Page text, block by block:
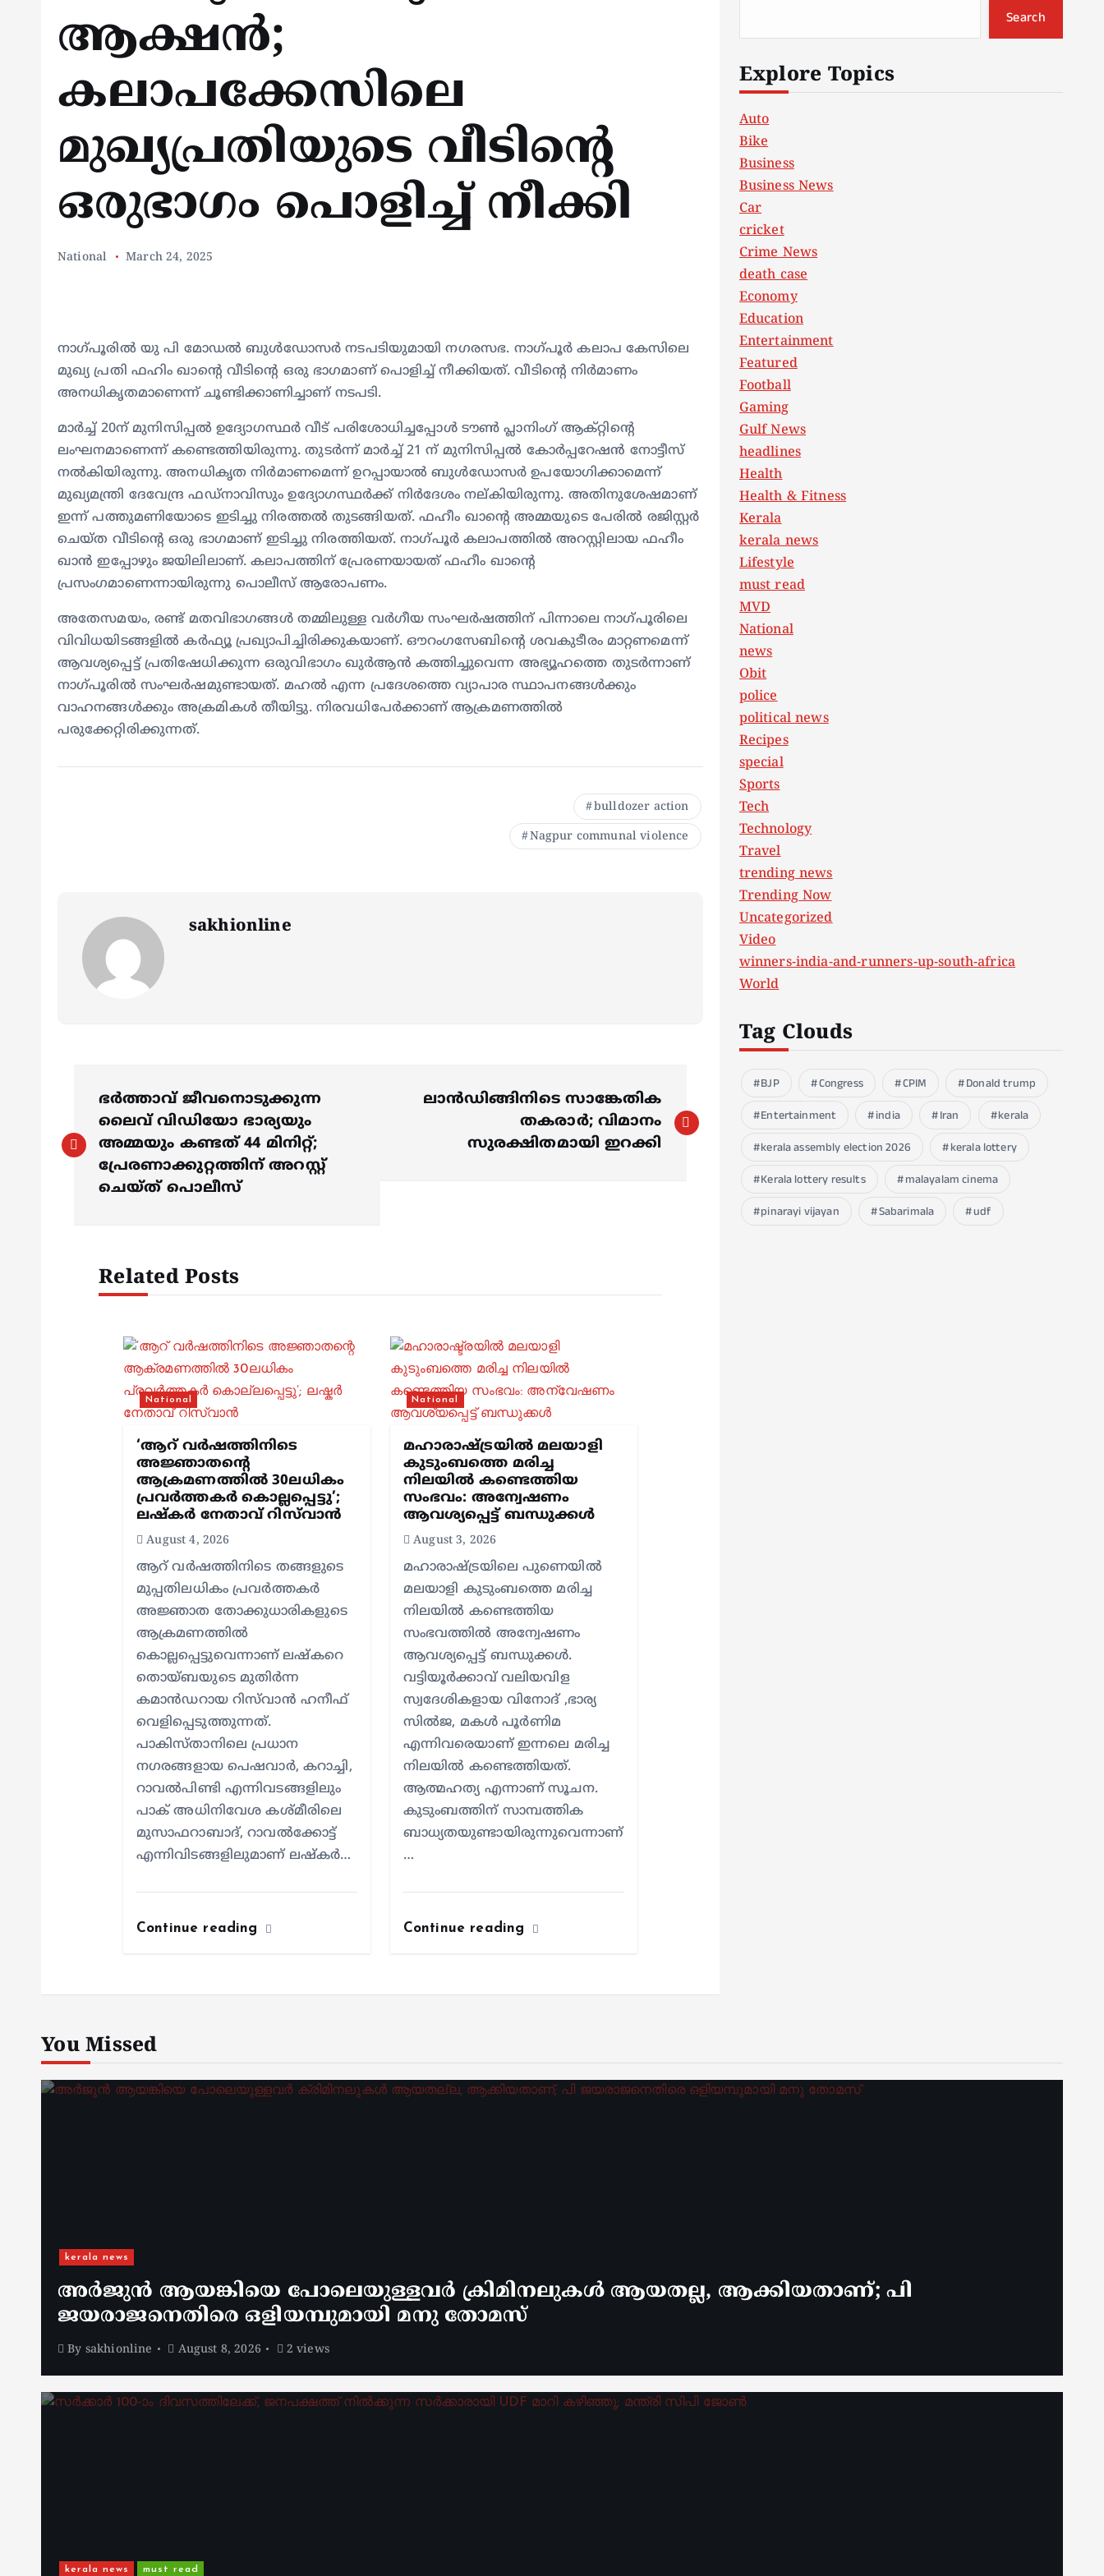
ആക്ഷൻ;
കലാപക്കേസിലെ
മുഖ്യപ്രതിയുടെ വീടിന്റെ
ഒരുഭാഗം പൊളിച്ച് നീക്കി
National March 24, 2025
നാഗ്പൂരിൽ യു പി മോഡൽ ബുൾഡോസർ നടപടിയുമായി നഗരസഭ. നാഗ്പൂർ കലാപ കേസിലെ
മുഖ്യ പ്രതി ഫഹിം ഖാൻ്റെ വീടിൻ്റെ ഒരു ഭാഗമാണ് പൊളിച്ച് നീക്കിയത്. വീടിൻ്റെ നിർമാണം
അനധികൃതമാണെന്ന് ചൂണ്ടിക്കാണിച്ചാണ് നടപടി.
മാർച്ച് 20ന് മുനിസിപ്പൽ ഉദ്യോഗസ്ഥർ വീട് പരിശോധിച്ചപ്പോൾ ടൗൺ പ്ലാനിംഗ് ആക്റ്റിന്റെ
ലംഘനമാണെന്ന് കണ്ടെത്തിയിരുന്നു. തുടര്‍ന്ന് മാർച്ച് 21 ന് മുനിസിപ്പൽ കോർപ്പറേഷൻ നോട്ടീസ്
നൽകിയിരുന്നു. അനധികൃത നിര്‍മാണമെന്ന് ഉറപ്പായാല്‍ ബുൾഡോസർ ഉപയോഗിക്കാമെന്ന്
മുഖ്യമന്ത്രി ദേവേന്ദ്ര ഫഡ്നാവിസും ഉദ്യോഗസ്ഥർക്ക് നിര്‍ദേശം നല‍്കിയിരുന്നു. അതിനുശേഷമാണ്
ഇന്ന് പത്തുമണിയോടെ ഇടിച്ചു നിരത്തല്‍ തുടങ്ങിയത്. ഫഹീം ഖാന്റെ അമ്മയുടെ പേരിൽ രജിസ്റ്റർ
ചെയ്ത വീടിന്‍റെ ഒരു ഭാഗമാണ് ഇടിച്ചു നിരത്തിയത്. നാഗ്പൂർ കലാപത്തില്‍ അറസ്റ്റിലായ ഫഹീം
ഖാന്‍ ഇപ്പോഴും ജയിലിലാണ്. കലാപത്തിന് പ്രേരണയായത് ഫഹീം ഖാന്റെ
പ്രസംഗമാണെന്നായിരുന്നു പൊലീസ് ആരോപണം.
അതേസമയം, രണ്ട് മതവിഭാഗങ്ങള്‍ തമ്മിലുള്ള വർഗീയ സംഘർഷത്തിന് പിന്നാലെ നാഗ്പൂരിലെ
വിവിധയിടങ്ങളിൽ കർഫ്യൂ പ്രഖ്യാപിച്ചിരിക്കുകയാണ്. ഔറംഗസേബിന്റെ ശവകുടീരം മാറ്റണമെന്ന്
ആവശ്യപ്പെട്ട് പ്രതിഷേധിക്കുന്ന ഒരുവിഭാഗം ഖുര്‍ആന്‍ കത്തിച്ചുവെന്ന അഭ്യൂഹത്തെ തുടര്‍ന്നാണ്
നാഗ്പൂരില്‍ സംഘര്‍ഷമുണ്ടായത്. മഹല്‍ എന്ന പ്രദേശത്തെ വ്യാപാര സ്ഥാപനങ്ങള്‍ക്കും
വാഹനങ്ങള്‍ക്കും അക്രമികള്‍ തീയിട്ടു. നിരവധിപേർക്കാണ് ആക്രമണത്തിൽ
പരുക്കേറ്റിരിക്കുന്നത്.
bulldozer action
Nagpur communal violence
sakhionline
o
ഭര്‍ത്താവ് ജീവനൊടുക്കുന്ന
ലൈവ് വിഡിയോ ഭാര്യയും
അമ്മയും കണ്ടത് 44 മിനിറ്റ്;
പ്രേരണാക്കുറ്റത്തിന് അറസ്റ്റ്
ചെയ്ത് പൊലീസ്
ലാൻഡിങ്ങിനിടെ സാങ്കേതിക
തകരാർ; വിമാനം
സുരക്ഷിതമായി ഇറക്കി
Related Posts
National
‘ആറ് വർഷത്തിനിടെ
അജ്ഞാതന്റെ
ആക്രമണത്തിൽ 30ലധികം
പ്രവർത്തകർ കൊല്ലപ്പെ‍ട്ടു’;
ലഷ്കർ നേതാവ് റിസ്‌വാൻ
August 4, 2026
ആറ് വർഷത്തിനിടെ തങ്ങളുടെ
മുപ്പതിലധികം പ്രവർത്തകർ
അജ്ഞാത തോക്കുധാരികളുടെ
ആക്രമണത്തിൽ
കൊല്ലപ്പെട്ടുവെന്നാണ് ലഷ്കറെ
തൊയ്ബയുടെ മുതിർന്ന
കമാൻഡറായ റിസ്‌വാൻ ഹനീഫ്
വെളിപ്പെടുത്തുന്നത്.
പാകിസ്താനിലെ പ്രധാന
നഗരങ്ങളായ പെഷവാർ, കറാച്ചി,
റാവൽപിണ്ടി എന്നിവടങ്ങളിലും
പാക് അധിനിവേശ കശ്മീരിലെ
മുസാഫറാബാദ്, റാവൽക്കോട്ട്
എന്നിവിടങ്ങളിലുമാണ് ലഷ്കർ…
Continue reading
National
മഹാരാഷ്ട്രയിൽ മലയാളി
കുടുംബത്തെ മരിച്ച
നിലയിൽ കണ്ടെത്തിയ
സംഭവം: അന്വേഷണം
ആവശ്യപ്പെട്ട് ബന്ധുക്കൾ
August 3, 2026
മഹാരാഷ്ട്രയിലെ പുണെയിൽ
മലയാളി കുടുംബത്തെ മരിച്ച
നിലയിൽ കണ്ടെത്തിയ
സംഭവത്തിൽ അന്വേഷണം
ആവശ്യപ്പെട്ട് ബന്ധുക്കൾ.
വട്ടിയൂർക്കാവ് വലിയവിള
സ്വദേശികളായ വിനോദ് ,ഭാര്യ
സിൽജ, മകൾ പൂർണിമ
എന്നിവരെയാണ് ഇന്നലെ മരിച്ച
നിലയിൽ കണ്ടെത്തിയത്.
ആത്മഹത്യ എന്നാണ് സൂചന.
കുടുംബത്തിന് സാമ്പത്തിക
ബാധ്യതയുണ്ടായിരുന്നുവെന്നാണ്
…
Continue reading
Search
Explore Topics
Auto
Bike
Business
Business News
Car
cricket
Crime News
death case
Economy
Education
Entertainment
Featured
Football
Gaming
Gulf News
headlines
Health
Health & Fitness
Kerala
kerala news
Lifestyle
must read
MVD
National
news
Obit
police
political news
Recipes
special
Sports
Tech
Technology
Travel
trending news
Trending Now
Uncategorized
Video
winners-india-and-runners-up-south-africa
World
Tag Clouds
BJP Congress CPIM
Donald trump
Entertainment
india Iran
kerala
kerala assembly election 2026
kerala lottery
Kerala lottery results
malayalam cinema
pinarayi vijayan
Sabarimala udf
You Missed
kerala news
അർജുൻ ആയങ്കിയെ പോലെയുള്ളവർ ക്രിമിനലുകൾ ആയതല്ല, ആക്കിയതാണ്; പി
ജയരാജനെതിരെ ഒളിയമ്പുമായി മനു തോമസ്
By sakhionline August 8, 2026 2 views
kerala news must read